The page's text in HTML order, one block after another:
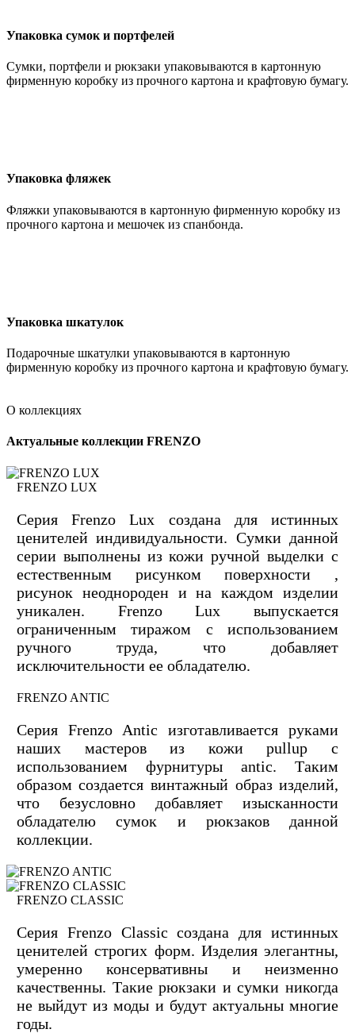
Упаковка сумок и портфелей
Сумки, портфели и рюкзаки упаковываются в картонную
фирменную коробку из прочного картона и крафтовую бумагу.
Упаковка фляжек
Фляжки упаковываются в картонную фирменную коробку из
прочного картона и мешочек из спанбонда.
Упаковка шкатулок
Подарочные шкатулки упаковываются в картонную
фирменную коробку из прочного картона и крафтовую бумагу.
О коллекциях
Актуальные коллекции FRENZO
FRENZO LUX
Серия Frenzo Lux создана для истинных
ценителей индивидуальности. Сумки данной
серии выполнены из кожи ручной выделки с
естественным рисунком поверхности ,
рисунок неоднороден и на каждом изделии
уникален. Frenzo Lux выпускается
ограниченным тиражом с использованием
ручного труда, что добавляет
исключительности ее обладателю.
FRENZO ANTIC
Серия Frenzo Antic изготавливается руками
наших мастеров из кожи pullup с
использованием фурнитуры antic. Таким
образом создается винтажный образ изделий,
что безусловно добавляет изысканности
обладателю сумок и рюкзаков данной
коллекции.
FRENZO CLASSIC
Серия Frenzo Сlassic создана для истинных
ценителей строгих форм. Изделия элегантны,
умеренно консервативны и неизменно
качественны. Такие рюкзаки и сумки никогда
не выйдут из моды и будут актуальны многие
годы.